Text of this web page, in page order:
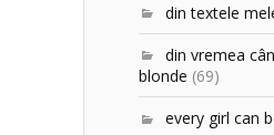
din textele
din vremea
blonde (69)
every girl can